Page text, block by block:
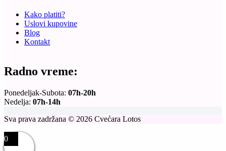
Kako platiti?
Uslovi kupovine
Blog
Kontakt
Radno vreme:
Ponedeljak-Subota: 07h-20h
Nedelja: 07h-14h
Sva prava zadržana © 2026 Cvećara Lotos
0